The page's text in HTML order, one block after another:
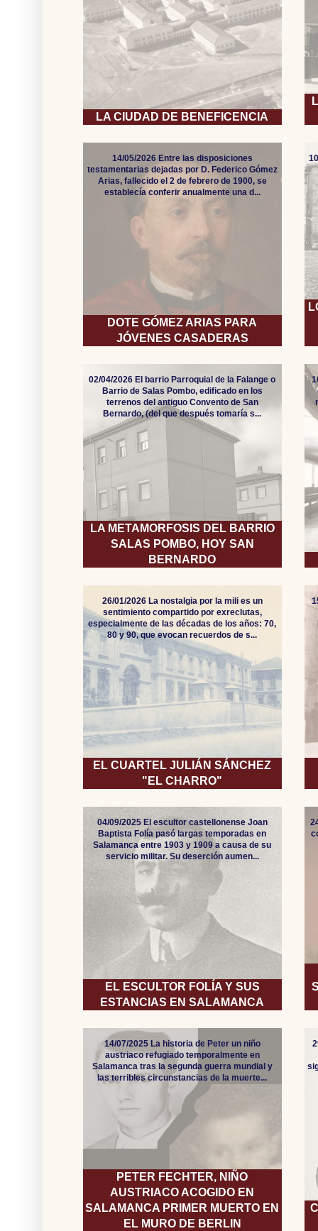
LA CIUDAD DE BENEFICENCIA
DOTE GÓMEZ ARIAS PARA
JÓVENES CASADERAS
14/05/2026 Entre las disposiciones
testamentarias dejadas por D. Federico Gómez
Arias, fallecido el 2 de febrero de 1900, se
establecía conferir anualmente una d...
LA METAMORFOSIS DEL BARRIO
SALAS POMBO, HOY SAN
BERNARDO
02/04/2026 El barrio Parroquial de la Falange o
Barrio de Salas Pombo, edificado en los
terrenos del antiguo Convento de San
Bernardo, (del que después tomaría s...
EL CUARTEL JULIÁN SÁNCHEZ
"EL CHARRO"
26/01/2026 La nostalgia por la mili es un
sentimiento compartido por exreclutas,
especialmente de las décadas de los años: 70,
80 y 90, que evocan recuerdos de s...
EL ESCULTOR FOLÍA Y SUS
ESTANCIAS EN SALAMANCA
04/09/2025 El escultor castellonense Joan
Baptista Folía pasó largas temporadas en
Salamanca entre 1903 y 1909 a causa de su
servicio militar. Su deserción aumen...
PETER FECHTER, NIÑO
AUSTRIACO ACOGIDO EN
SALAMANCA PRIMER MUERTO EN
EL MURO DE BERLIN
14/07/2025 La historia de Peter un niño
austriaco refugiado temporalmente en
Salamanca tras la segunda guerra mundial y
las terribles circunstancias de la muerte...